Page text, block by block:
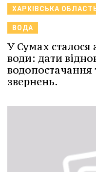
ХАРКІВСЬКА
ВОДА
У Сумах сталося
води: дати
водопостачання
звернень.